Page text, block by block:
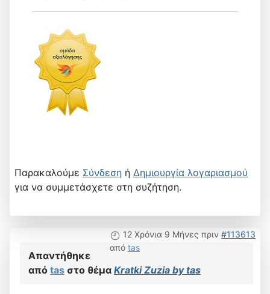
Παρακαλούμε Σύνδεση ή Δημιουργία λογαριασμού
για να συμμετάσχετε στη συζήτηση.
12 Χρόνια 9 Μήνες πριν #113613
από tas
Απαντήθηκε
από tas στο θέμα Kratki Zuzia by tas